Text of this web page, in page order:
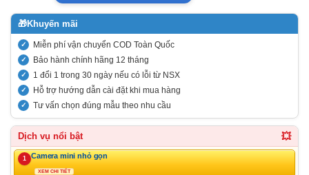
🎁Khuyến mãi
Miễn phí vận chuyển COD Toàn Quốc
Bảo hành chính hãng 12 tháng
1 đổi 1 trong 30 ngày nếu có lỗi từ NSX
Hỗ trợ hướng dẫn cài đặt khi mua hàng
Tư vấn chọn đúng mẫu theo nhu cầu
Dịch vụ nổi bật 💥
1 Camera mini nhỏ gọn
XEM CHI TIẾT